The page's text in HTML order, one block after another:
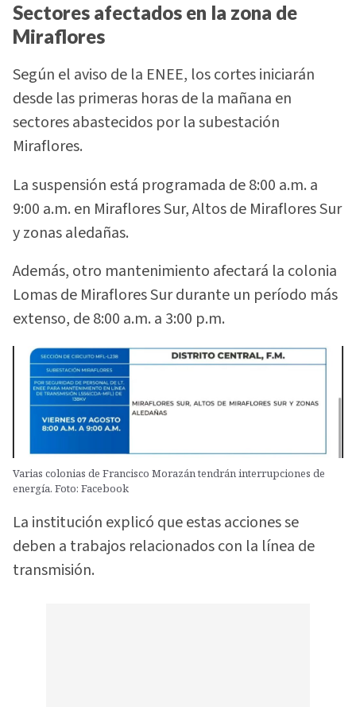
Sectores afectados en la zona de
Miraflores
Según el aviso de la ENEE, los cortes iniciarán
desde las primeras horas de la mañana en
sectores abastecidos por la subestación
Miraflores.
La suspensión está programada de 8:00 a.m. a
9:00 a.m. en Miraflores Sur, Altos de Miraflores Sur
y zonas aledañas.
Además, otro mantenimiento afectará la colonia
Lomas de Miraflores Sur durante un período más
extenso, de 8:00 a.m. a 3:00 p.m.
Varias colonias de Francisco Morazán tendrán interrupciones de
energía. Foto: Facebook
La institución explicó que estas acciones se
deben a trabajos relacionados con la línea de
transmisión.